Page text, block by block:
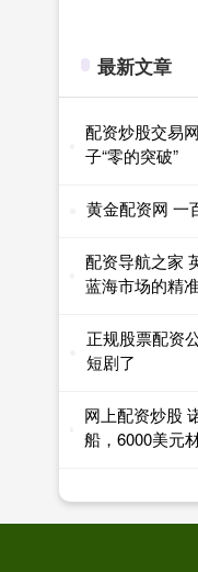
最新文章
配资炒股交易
子“零的突破”
黄金配资网 一
配资导航之家
蓝海市场的精
正规股票配资
短剧了
网上配资炒股
船，6000美元